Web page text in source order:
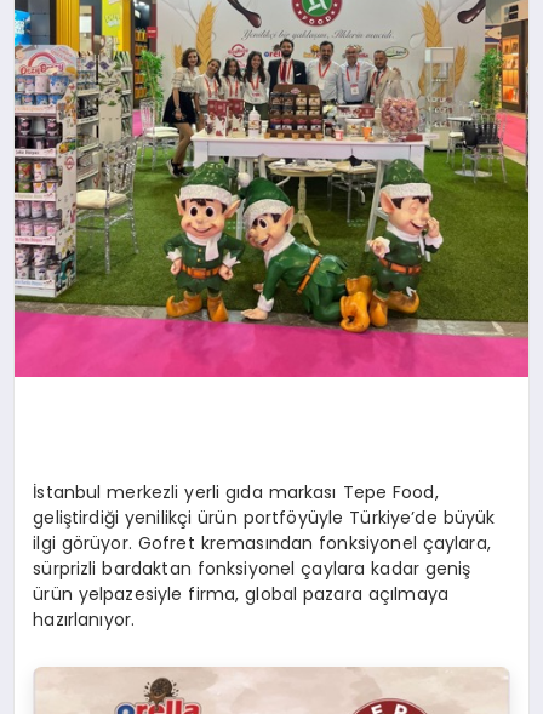
İstanbul merkezli yerli gıda markası Tepe Food,
geliştirdiği yenilikçi ürün portföyüyle Türkiye’de büyük
ilgi görüyor. Gofret kremasından fonksiyonel çaylara,
sürprizli bardaktan fonksiyonel çaylara kadar geniş
ürün yelpazesiyle firma, global pazara açılmaya
hazırlanıyor.